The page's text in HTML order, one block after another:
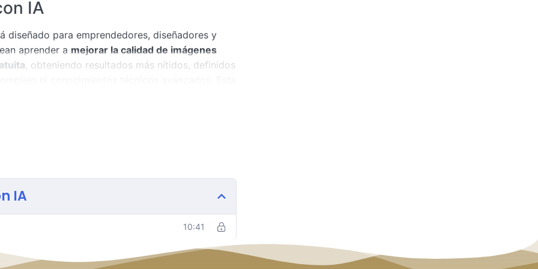
IA
diseñado para emprendedores, diseñadores y
aprender a mejorar la calidad de imágenes
, obteniendo resultados más nítidos, definidos
y cómo aumentar resolución, nitidez y detalle
de forma rápida y eficiente.
para preparar imágenes listas para uso
y pérdida de definición. Aprenderás a
DTF y otros sistemas de personalización,
IA
10:41